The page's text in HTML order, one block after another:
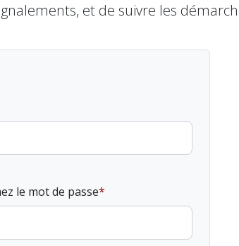
et de suivre les
le mot de passe